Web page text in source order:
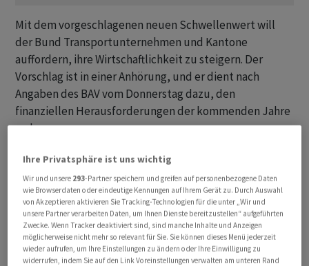
Mit dem vorgeschlagenen neuen Schwellenwert will
der Bund Transportunternehmen und Kantone
auffordern, ihre Wirtschaftlichkeit zu steigern. Der
Vorschlag ist in einer Anhörung, und er dient nach
Angaben des BAV vom Donnerstag dazu, den
finanziellen Herausforderungen der kommenden Jahre
zu begegnen.
Zurzeit deckten 42 Linien, auf denen öfter gefahren wird
als jede halbe Stunde, weniger als 30 Prozent ihrer
Kosten, sagte BAV-Sprecher Michael Müller auf Anfrage
der Nachrichtenagentur Keystone-SDA. Vorabklärungen
hätten ergeben, dass in den meisten Fällen eine Lösung
gefunden werden könnte.
Ihre Privatsphäre ist uns wichtig
Wir und unsere 293-Partner speichern und greifen auf personenbezogene Daten
wie Browserdaten oder eindeutige Kennungen auf Ihrem Gerät zu. Durch Auswahl
von Akzeptieren aktivieren Sie Tracking-Technologien für die unter „Wir und
unsere Partner verarbeiten Daten, um Ihnen Dienste bereitzustellen“ aufgeführten
Zwecke. Wenn Tracker deaktiviert sind, sind manche Inhalte und Anzeigen
möglicherweise nicht mehr so relevant für Sie. Sie können dieses Menü jederzeit
wieder aufrufen, um Ihre Einstellungen zu ändern oder Ihre Einwilligung zu
widerrufen, indem Sie auf den Link Voreinstellungen verwalten am unteren Rand